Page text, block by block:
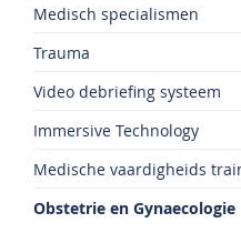
Medisch specialismen
Trauma
Video debriefing systeem
Immersive Technology
Medische vaardigheids
Obstetrie en Gynaecologie